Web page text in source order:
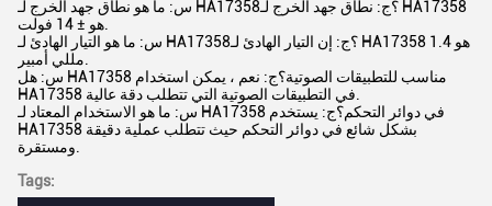
س: ما هو نطاق جهد الخرج لـ HA17358؟ج: نطاق جهد الخرج لـ HA17358
هو ± 14 فولت.
س: ما هو التيار الهادئ لـ HA17358؟ج: إن التيار الهادئ لـ HA17358 هو 1.4
مللي أمبير.
س: هل HA17358 مناسب للتطبيقات الصوتية؟ج: نعم ، يمكن استخدام
HA17358 في التطبيقات الصوتية التي تتطلب دقة عالية.
س: ما هو الاستخدام المعتاد لـ HA17358 في دوائر التحكم؟ج: يستخدم
HA17358 بشكل شائع في دوائر التحكم حيث تتطلب عملية دقيقة
ومستقرة.
Tags: